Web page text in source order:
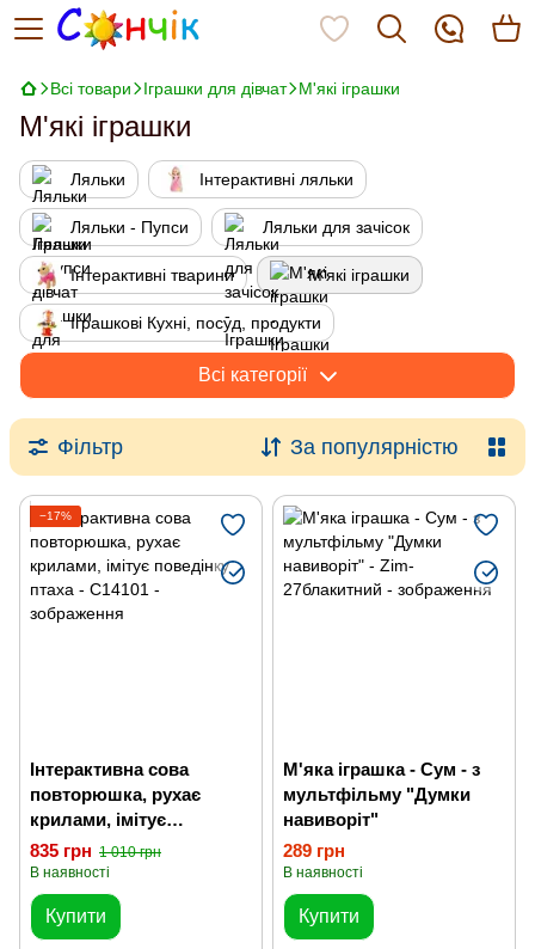
Всі товари Іграшки для дівчат М'які іграшки
М'які іграшки
Ляльки Інтерактивні ляльки
Ляльки - Пупси Ляльки для зачісок
Інтерактивні тварини М'які іграшки
Іграшкові Кухні, посуд, продукти
Будиночки, меблі для ляльок
Для ігор у лікаря, ветеринара
Набори перукаря, грумера
Дитяча побутова техніка
Іграшкові каси, магазини
Всі категорії
Фільтр За популярністю
−17%
Інтерактивна сова
повторюшка, рухає
крилами, імітує
поведінку птаха
835 грн 1 010 грн
В наявності
Купити
М'яка іграшка - Сум - з
мультфільму "Думки
навиворіт"
289 грн
В наявності
Купити